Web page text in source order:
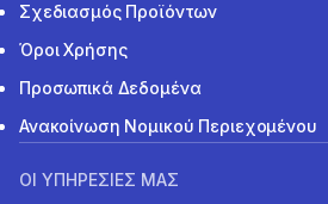
Σχεδιασμός Προϊόντων
Όροι Χρήσης
Προσωπικά Δεδομένα
Ανακοίνωση Νομικού Περιεχομένου
ΟΙ ΥΠΗΡΕΣΙΕΣ ΜΑΣ